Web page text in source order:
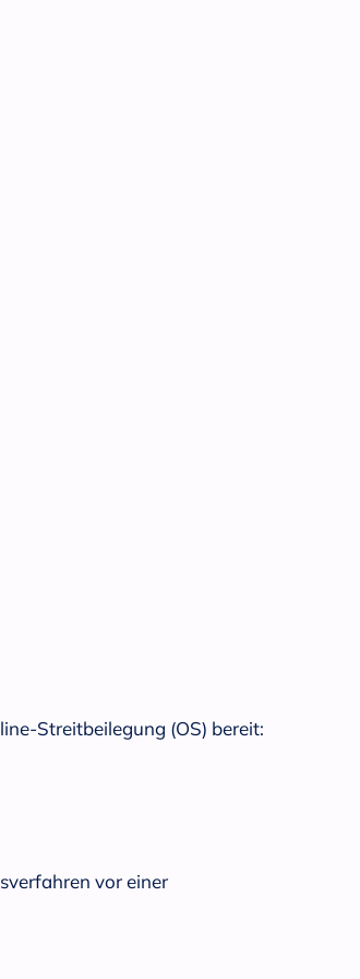
Streitbeilegung (OS) bereit:
vor einer